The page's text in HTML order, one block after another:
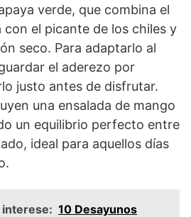
verde, que combina el
con el picante de los chiles y
seco. Para adaptarlo al
el aderezo por
justo antes de disfrutar.
una ensalada de mango
un equilibrio perfecto entre
ideal para aquellos días
interese: 10 Desayunos